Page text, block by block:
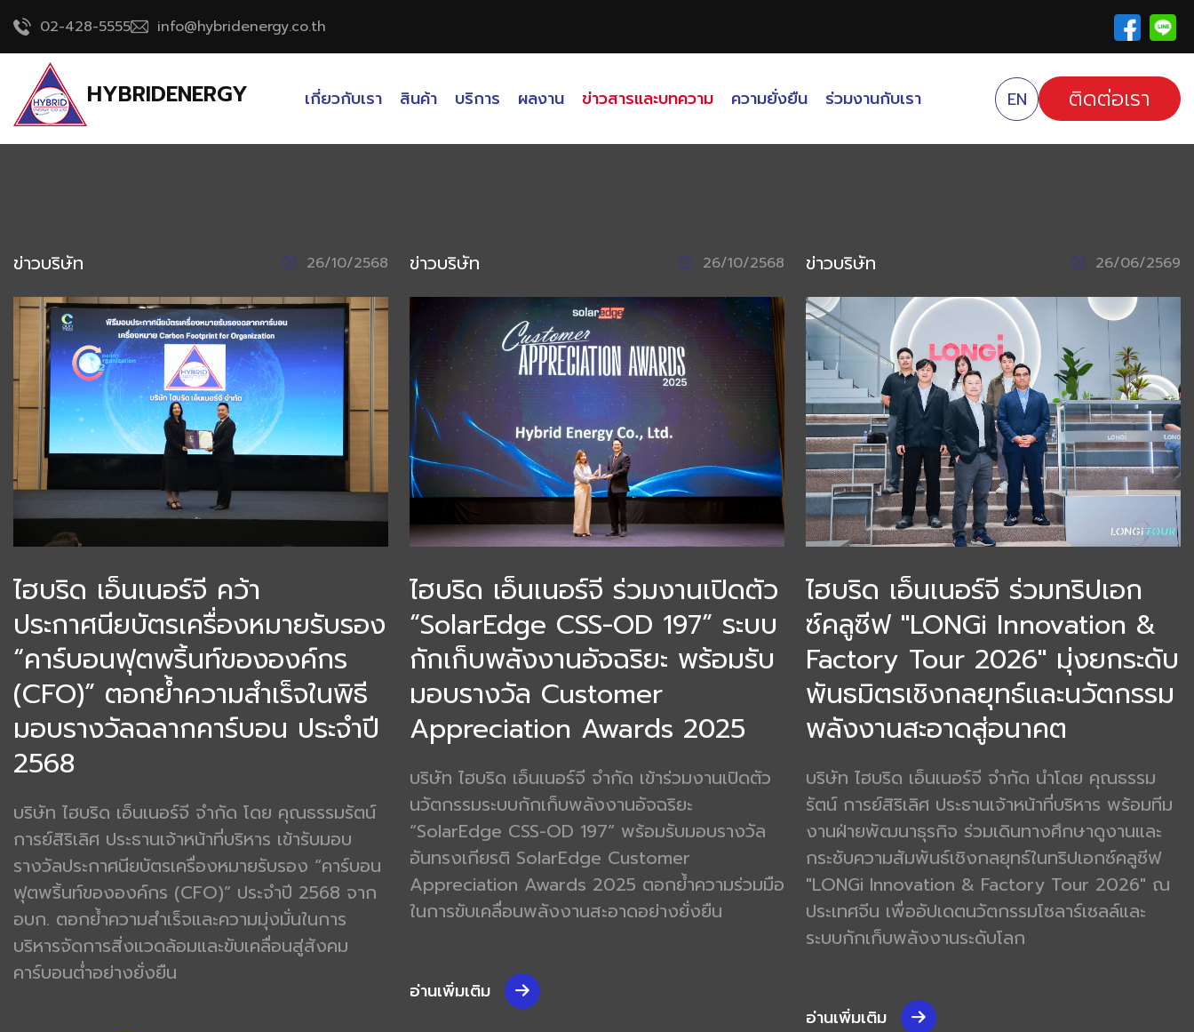
02-428-5555 info@hybridenergy.co.th
HYBRIDENERGY เกี่ยวกับเรา สินค้า บริการ ผลงาน ข่าวสารและบทความ ความยั่งยืน ร่วมงานกับเรา EN ติดต่อเรา
ข่าวบริษัท 26/10/2568
ไฮบริด เอ็นเนอร์จี คว้า
ประกาศนียบัตรเครื่องหมายรับรอง
“คาร์บอนฟุตพริ้นท์ขององค์กร
(CFO)” ตอกย้ำความสำเร็จในพิธี
มอบรางวัลฉลากคาร์บอน ประจำปี
2568
บริษัท ไฮบริด เอ็นเนอร์จี จำกัด โดย คุณธรรมรัตน์
การย์สิริเลิศ ประธานเจ้าหน้าที่บริหาร เข้ารับมอบ
รางวัลประกาศนียบัตรเครื่องหมายรับรอง “คาร์บอน
ฟุตพริ้นท์ขององค์กร (CFO)” ประจำปี 2568 จาก
อบก. ตอกย้ำความสำเร็จและความมุ่งมั่นในการ
บริหารจัดการสิ่งแวดล้อมและขับเคลื่อนสู่สังคม
คาร์บอนต่ำอย่างยั่งยืน
ข่าวบริษัท 26/10/2568
ไฮบริด เอ็นเนอร์จี ร่วมงานเปิดตัว
“SolarEdge CSS-OD 197” ระบบ
กักเก็บพลังงานอัจฉริยะ พร้อมรับ
มอบรางวัล Customer
Appreciation Awards 2025
บริษัท ไฮบริด เอ็นเนอร์จี จำกัด เข้าร่วมงานเปิดตัว
นวัตกรรมระบบกักเก็บพลังงานอัจฉริยะ
“SolarEdge CSS-OD 197” พร้อมรับมอบรางวัล
อันทรงเกียรติ SolarEdge Customer
Appreciation Awards 2025 ตอกย้ำความร่วมมือ
ในการขับเคลื่อนพลังงานสะอาดอย่างยั่งยืน
อ่านเพิ่มเติม
ข่าวบริษัท 26/06/2569
ไฮบริด เอ็นเนอร์จี ร่วมทริปเอก
ซ์คลูซีฟ "LONGi Innovation &
Factory Tour 2026" มุ่งยกระดับ
พันธมิตรเชิงกลยุทธ์และนวัตกรรม
พลังงานสะอาดสู่อนาคต
บริษัท ไฮบริด เอ็นเนอร์จี จำกัด นำโดย คุณธรรม
รัตน์ การย์สิริเลิศ ประธานเจ้าหน้าที่บริหาร พร้อมทีม
งานฝ่ายพัฒนาธุรกิจ ร่วมเดินทางศึกษาดูงานและ
กระชับความสัมพันธ์เชิงกลยุทธ์ในทริปเอกซ์คลูซีฟ
"LONGi Innovation & Factory Tour 2026" ณ
ประเทศจีน เพื่ออัปเดตนวัตกรรมโซลาร์เซลล์และ
ระบบกักเก็บพลังงานระดับโลก
อ่านเพิ่มเติม